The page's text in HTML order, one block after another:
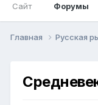
Сайт Форумы
Главная Русская